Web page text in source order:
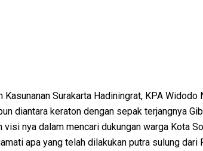
Surakarta Hadiningrat, KPA Widodo
diantara keraton dengan sepak terjangnya
nya dalam mencari dukungan warga Kota
apa yang telah dilakukan putra sulung dari